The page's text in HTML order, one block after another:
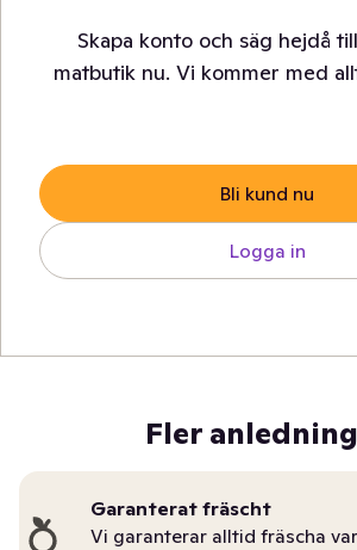
Skapa konto och säg hejdå
matbutik nu. Vi kommer med
Bli kund nu
Logga in
Fler
Garanterat fräscht
Vi garanterar alltid fräscha